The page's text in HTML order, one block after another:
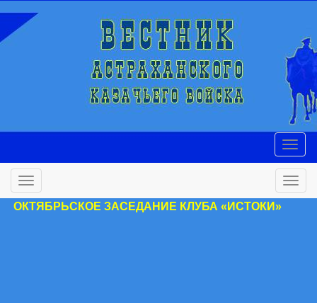
ОКТЯБРЬСКОЕ ЗАСЕДАНИЕ КЛУБА «ИСТОКИ»